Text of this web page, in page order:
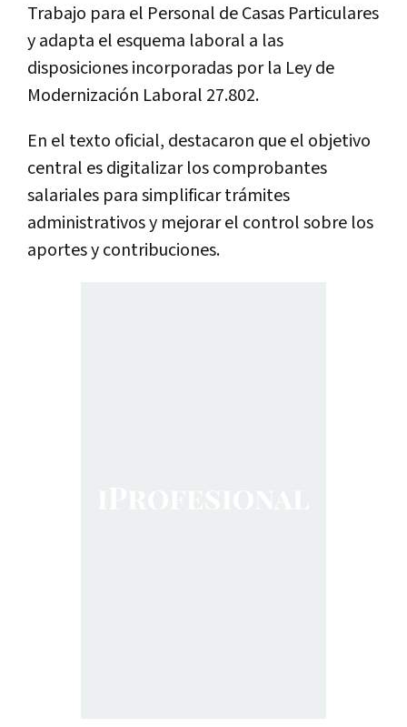
Trabajo para el Personal de Casas Particulares
y adapta el esquema laboral a las
disposiciones incorporadas por la Ley de
Modernización Laboral 27.802.
En el texto oficial, destacaron que el objetivo
central es digitalizar los comprobantes
salariales para simplificar trámites
administrativos y mejorar el control sobre los
aportes y contribuciones.